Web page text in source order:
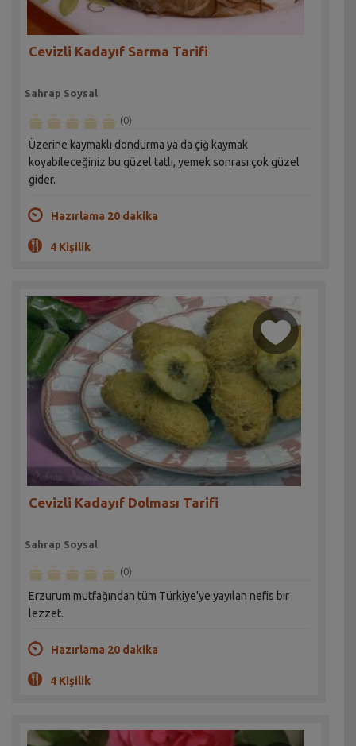
Cevizli Kadayıf Sarma Tarifi
Sahrap Soysal
(0)
Üzerine kaymaklı dondurma ya da çiğ kaymak
koyabileceğiniz bu güzel tatlı, yemek sonrası çok güzel
gider.
Hazırlama 20 dakika
4 Kişilik
Cevizli Kadayıf Dolması Tarifi
Sahrap Soysal
(0)
Erzurum mutfağından tüm Türkiye'ye yayılan nefis bir
lezzet.
Hazırlama 20 dakika
4 Kişilik